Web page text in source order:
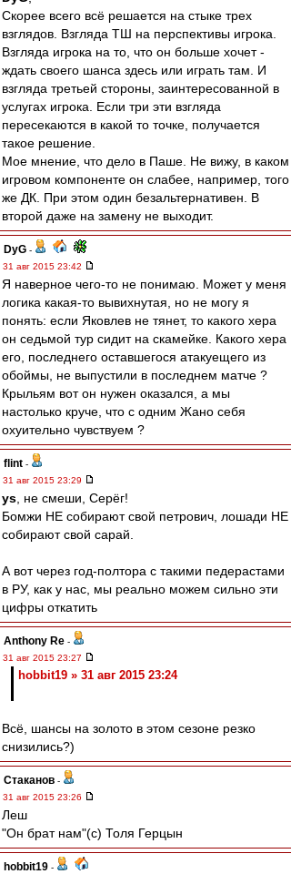
Скорее всего всё решается на стыке трех
взглядов. Взгляда ТШ на перспективы игрока.
Взгляда игрока на то, что он больше хочет -
ждать своего шанса здесь или играть там. И
взгляда третьей стороны, заинтересованной в
услугах игрока. Если три эти взгляда
пересекаются в какой то точке, получается
такое решение.
Мое мнение, что дело в Паше. Не вижу, в каком
игровом компоненте он слабее, например, того
же ДК. При этом один безальтернативен. В
второй даже на замену не выходит.
DyG -
31 авг 2015 23:42
Я наверное чего-то не понимаю. Может у меня
логика какая-то вывихнутая, но не могу я
понять: если Яковлев не тянет, то какого хера
он седьмой тур сидит на скамейке. Какого хера
его, последнего оставшегося атакуещего из
обоймы, не выпустили в последнем матче ?
Крыльям вот он нужен оказался, а мы
настолько круче, что с одним Жано себя
охуительно чувствуем ?
flint -
31 авг 2015 23:29
ys , не смеши, Серёг!
Бомжи НЕ собирают свой петрович, лошади НЕ
собирают свой сарай.
А вот через год-полтора с такими педерастами
в РУ, как у нас, мы реально можем сильно эти
цифры откатить
Anthony Re -
31 авг 2015 23:27
hobbit19 » 31 авг 2015 23:24
Всё, шансы на золото в этом сезоне резко
снизились?)
Cтаканов -
31 авг 2015 23:26
Леш
"Он брат нам"(с) Толя Герцын
hobbit19 -